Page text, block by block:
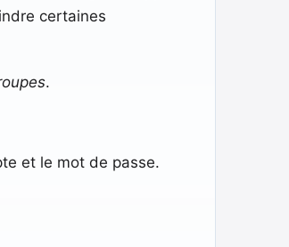
certaines
.
et le mot de passe.